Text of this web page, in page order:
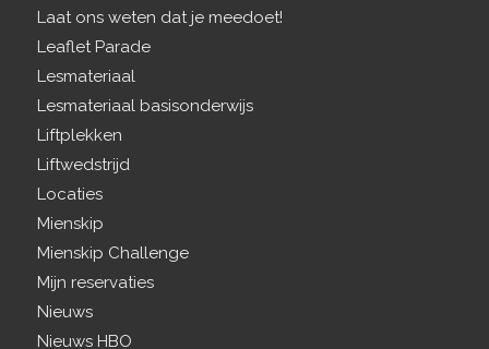
Laat ons weten dat je meedoet!
Leaflet Parade
Lesmateriaal
Lesmateriaal basisonderwijs
Liftplekken
Liftwedstrijd
Locaties
Mienskip
Mienskip Challenge
Mijn reservaties
Nieuws
Nieuws HBO